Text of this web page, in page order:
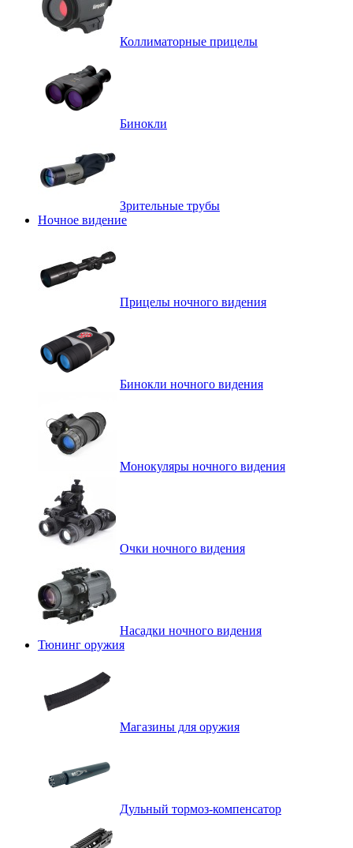
Коллиматорные прицелы
Бинокли
Зрительные трубы
Ночное видение
Прицелы ночного видения
Бинокли ночного видения
Монокуляры ночного видения
Очки ночного видения
Насадки ночного видения
Тюнинг оружия
Магазины для оружия
Дульный тормоз-компенсатор